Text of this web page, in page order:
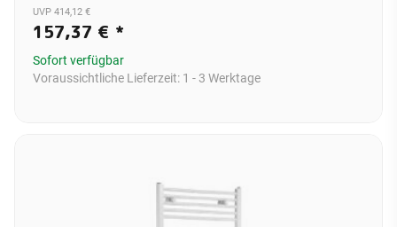
UVP 414,12 €
157,37 € *
Sofort verfügbar
Voraussichtliche Lieferzeit: 1 - 3 Werktage